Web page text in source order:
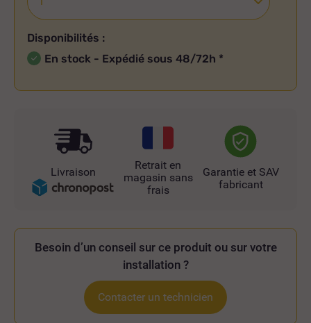
Disponibilités :
En stock - Expédié sous 48/72h *
Livraison
Retrait en
magasin sans
frais
Garantie et SAV
fabricant
Besoin d’un conseil sur ce produit ou sur votre
installation ?
Contacter un technicien